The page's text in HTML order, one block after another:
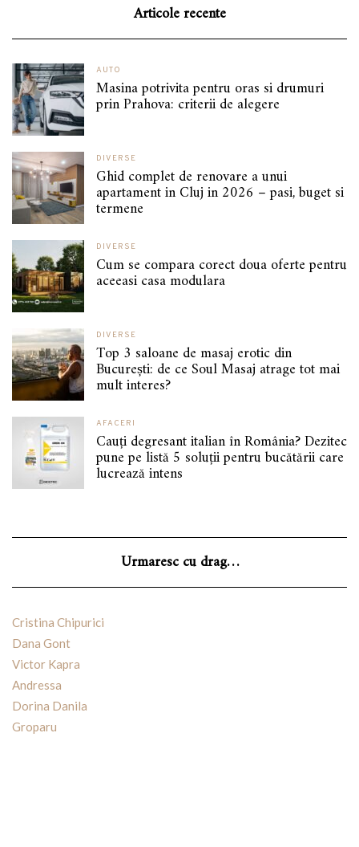
Articole recente
AUTO
Masina potrivita pentru oras si drumuri
prin Prahova: criterii de alegere
DIVERSE
Ghid complet de renovare a unui
apartament in Cluj in 2026 – pasi, buget si
termene
DIVERSE
Cum se compara corect doua oferte pentru
aceeasi casa modulara
DIVERSE
Top 3 saloane de masaj erotic din
București: de ce Soul Masaj atrage tot mai
mult interes?
AFACERI
Cauți degresant italian în România? Dezitec
pune pe listă 5 soluții pentru bucătării care
lucrează intens
Urmaresc cu drag…
Cristina Chipurici
Dana Gont
Victor Kapra
Andressa
Dorina Danila
Groparu